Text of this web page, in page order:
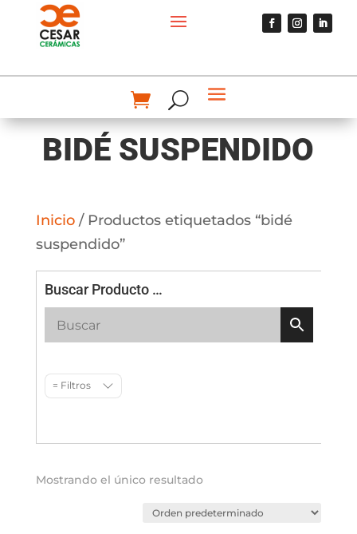
BIDÉ SUSPENDIDO
Inicio/ Productos etiquetados “bidé
suspendido”
Buscar Producto …
= Filtros
Mostrando el único resultado